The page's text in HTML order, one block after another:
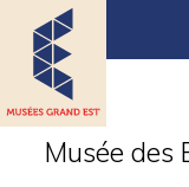
Musée des